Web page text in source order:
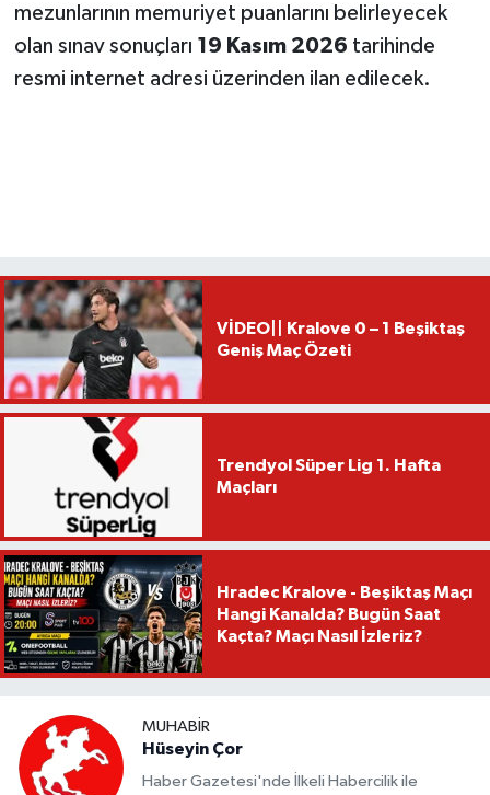
mezunlarının memuriyet puanlarını belirleyecek
olan sınav sonuçları 19 Kasım 2026 tarihinde
resmi internet adresi üzerinden ilan edilecek.
VİDEO|| Kralove 0 – 1 Beşiktaş
Geniş Maç Özeti
Trendyol Süper Lig 1. Hafta
Maçları
Hradec Kralove - Beşiktaş Maçı
Hangi Kanalda? Bugün Saat
Kaçta? Maçı Nasıl İzleriz?
MUHABIR
Hüseyin Çor
Haber Gazetesi'nde İlkeli Habercilik ile